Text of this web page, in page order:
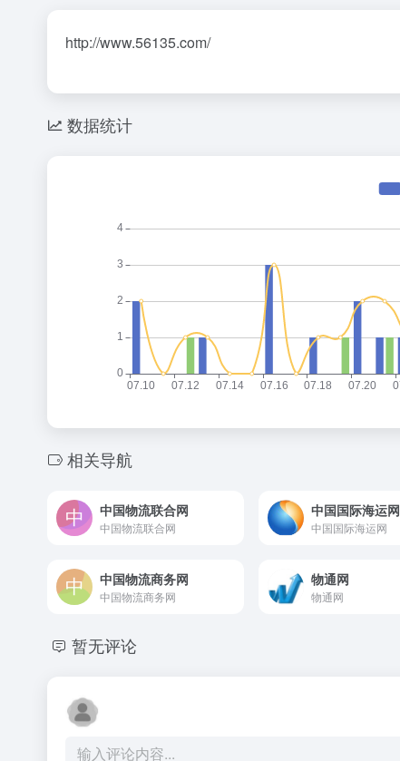
http://www.56135.com/
数据统计
相关导航
中国物流联合网
中国物流联合网
中国国际海运网
中国国际海运网
中国物流商务网
中国物流商务网
物通网
物通网
暂无评论